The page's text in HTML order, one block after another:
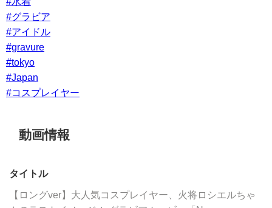
#グラビア
#アイドル
#gravure
#tokyo
#Japan
#コスプレイヤー
動画情報
タイトル
【ロングver】大人気コスプレイヤー、火将ロシエルちゃ